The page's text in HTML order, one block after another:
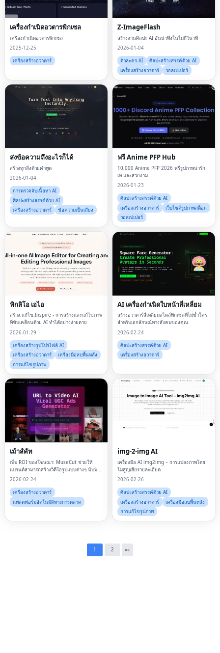
เครื่องกำเนิดอวตารพิกเซล
เครื่องกำเนิดอวตารพิกเซล
2025-12-25
เครื่องสร้างอวาตาร์
Z-ImageFlash
สร้างงานศิลปะ AI อันน่าทึ่งในไม่กี่วินาที
2026-01-04
ตัวละคร AI
ศิลปะสร้างสรรค์ด้วย AI
เครื่องสร้างอวาตาร์
วอลเปเปอร์
ส่งข้อความถึงอะไรก็ได้
สร้างทุกสิ่งด้วยคำพูด
2026-01-04
การตรวจจับเนื้อหา AI
ศิลปะสร้างสรรค์ด้วย AI
เครื่องสร้างอวาตาร์
ข้อความเป็นเสียง
ฟรี Anime PFP Hub
10,000 Anime PFP 2026 ฟรีรูปภาพน่ารัก
เท่ และสวยงาม
2026-01-23
ศิลปะสร้างสรรค์ด้วย AI
เครื่องสร้างอวาตาร์
เว็บไซต์รูปภาพสต็อก
วอลเปเปอร์
พิกลิโอ เอไอ
สร้าง.แก้ไข.Inspire - การสร้างและแก้ไขภาพ
ที่ขับเคลื่อนด้วย AI ทำได้อย่างง่ายดาย
2026-01-29
เครื่องสร้างรูปโปรไฟล์ AI
เครื่องสร้างอวาตาร์
เครื่องมือลบพื้นหลัง
การแก้ไขรูปภาพ
AI เครื่องกำเนิดใบหน้าสี่เหลี่ยม
สร้างอวาตาร์สี่เหลี่ยมสไตล์พิกเซลที่ไม่ซ้ำใคร
สำหรับเอกลักษณ์ทางสังคมของคุณ
2026-02-24
ศิลปะสร้างสรรค์ด้วย AI
เครื่องสร้างอวาตาร์
เม้าส์คัท
เพิ่ม ROI ของโฆษณา: MuseCut ช่วยให้
แบรนด์สามารถสร้างวิดีโอรูปแบบต่างๆ นับพัน
รายการจากลิงก์ผลิตภัณฑ์เดียว
2026-02-24
เครื่องสร้างอวาตาร์
แพลตฟอร์มอัตโนมัติทางการตลาด
img-2-img AI
เครื่องมือ AI img2img – การแปลงภาพโดย
ไม่สูญเสียรายละเอียด
2026-02-26
ศิลปะสร้างสรรค์ด้วย AI
เครื่องสร้างอวาตาร์
เครื่องมือลบพื้นหลัง
การแก้ไขรูปภาพ
1 2 »«